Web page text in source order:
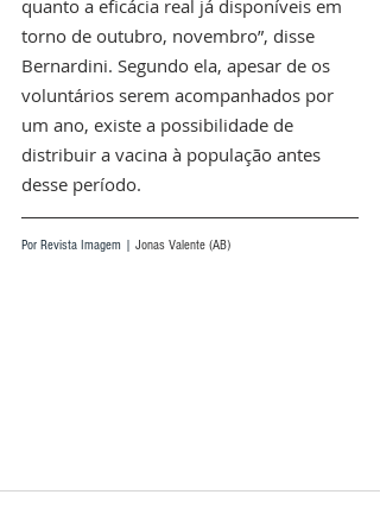
quanto a eficácia real já disponíveis em
torno de outubro, novembro”, disse
Bernardini. Segundo ela, apesar de os
voluntários serem acompanhados por
um ano, existe a possibilidade de
distribuir a vacina à população antes
desse período.
Por Revista Imagem | Jonas Valente (AB)